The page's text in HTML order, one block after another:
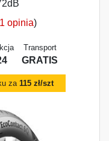
1 opinia)
Transport
GRATIS
za 115 zł/szt